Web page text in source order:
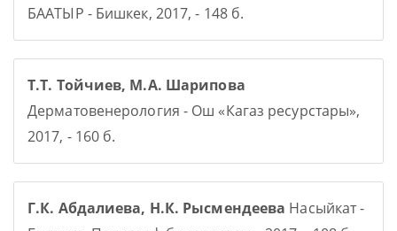
БААТЫР - Бишкек, 2017, - 148 б.
Т.Т. Тойчиев, М.А. Шарипова
Дерматовенерология - Ош «Кагаз ресурстары»,
2017, - 160 б.
Г.К. Абдалиева, Н.К. Рысмендеева Насыйкат -